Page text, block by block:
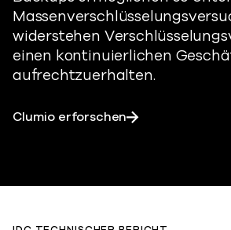
widerstehen
einen kontinuierlichen
aufrechtzuerhalten.
Clumio erforschen